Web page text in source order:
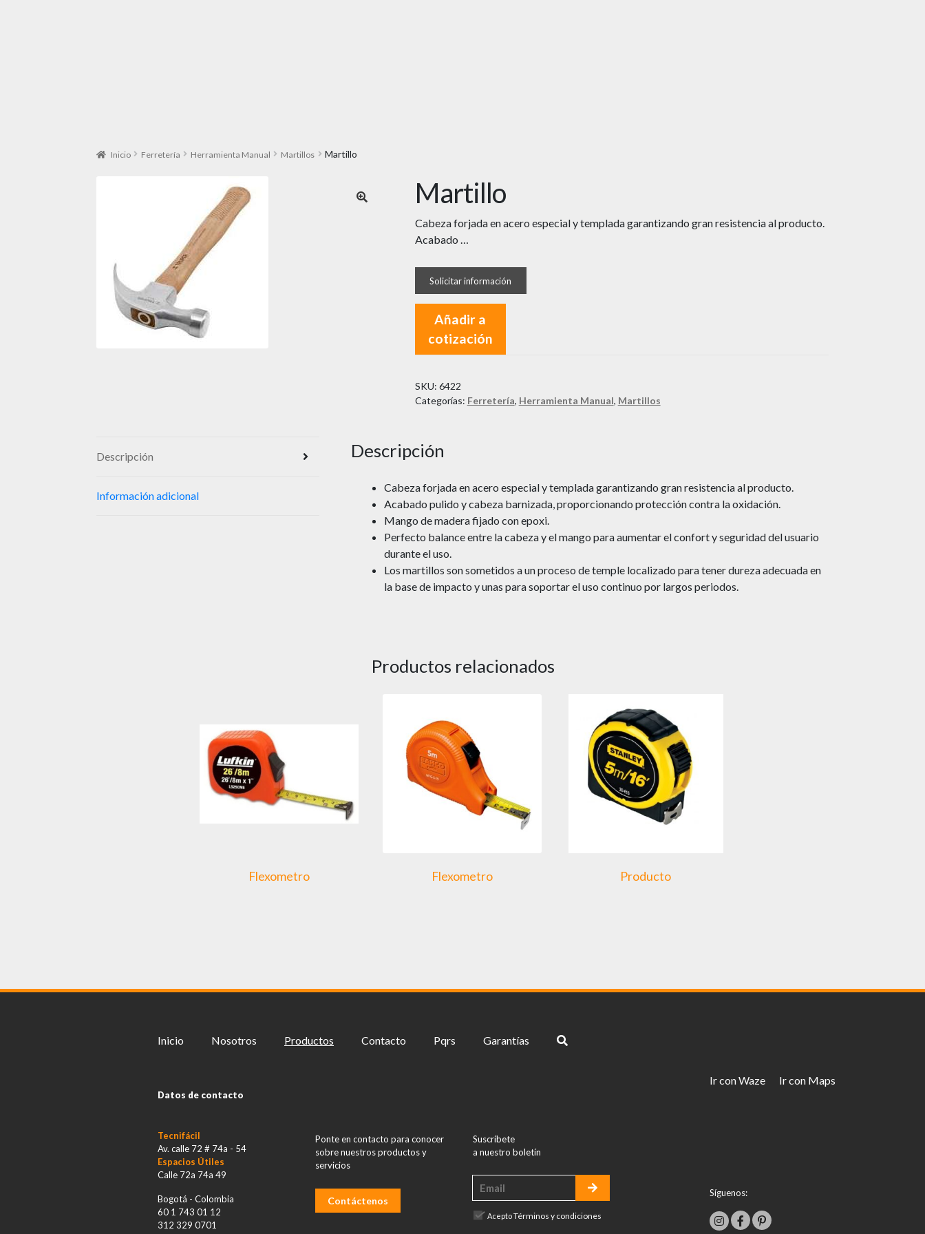
Inicio Ferretería Herramienta Manual Martillos Martillo
Martillo
Cabeza forjada en acero especial y templada garantizando gran resistencia al producto.
Acabado …
Añadir a
cotización
SKU: 6422
Categorías: Ferretería, Herramienta Manual, Martillos
Descripción
Información adicional
Descripción
Cabeza forjada en acero especial y templada garantizando gran resistencia al producto.
Acabado pulido y cabeza barnizada, proporcionando protección contra la oxidación.
Mango de madera fijado con epoxi.
Perfecto balance entre la cabeza y el mango para aumentar el confort y seguridad del usuario
durante el uso.
Los martillos son sometidos a un proceso de temple localizado para tener dureza adecuada en
la base de impacto y unas para soportar el uso continuo por largos periodos.
Productos relacionados
Flexometro Flexometro Producto
Inicio Nosotros Productos Contacto Pqrs Garantías
Datos de contacto
Tecnifácil
Av. calle 72 # 74a - 54
Espacios Útiles
Calle 72a 74a 49
Bogotá - Colombia
60 1 743 01 12
312 329 0701
Ponte en contacto para conocer
sobre nuestros productos y
servicios
Contáctenos
Suscríbete
a nuestro boletín
AceptoTérminos y condiciones
Ir con Waze Ir con Maps
Síguenos: